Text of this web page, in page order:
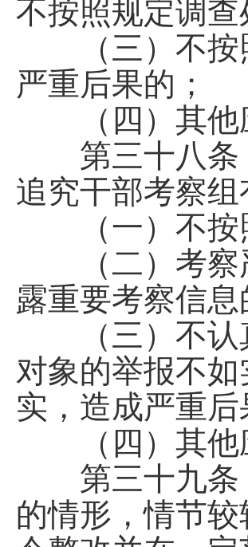
不按照规定调
（三）不按
严重后果的；
（四）其他
第三十八条
追究干部考察
（一）不按
（二）考察
露重要考察信息
（三）不认
对象的举报不
实，造成严重后
（四）其他
第三十九条
的情形，情节